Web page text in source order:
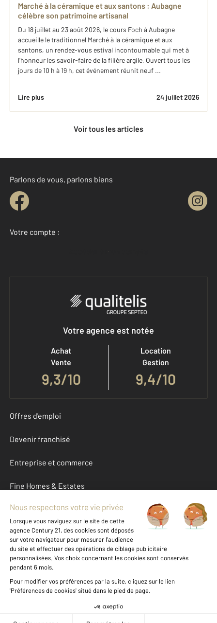
Marché à la céramique et aux santons : Aubagne
célèbre son patrimoine artisanal
Du 18 juillet au 23 août 2026, le cours Foch à Aubagne
accueille le traditionnel Marché à la céramique et aux
santons, un rendez-vous estival incontournable qui met à
l’honneur les savoir-faire de la filière argile. Ouvert tous les
jours de 10 h à 19 h, cet événement réunit neuf ...
Lire plus 24 juillet 2026
Voir tous les articles
Parlons de vous, parlons biens
Votre compte :
Accéder à mon compte
Votre agence est notée
Achat
Vente
9,3/10
Location
Gestion
9,4/10
Offres d'emploi
Devenir franchisé
Entreprise et commerce
Fine Homes & Estates
À propos
International
Nous contacter
Données personnelles